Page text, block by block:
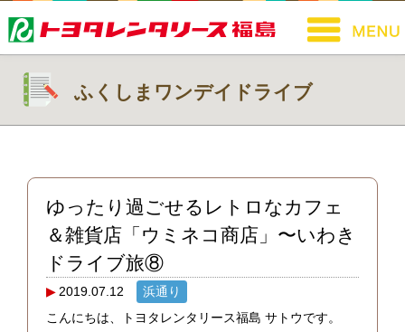
ふくしまワンデイドライブ
ゆったり過ごせるレトロなカフェ
＆雑貨店「ウミネコ商店」〜いわき
ドライブ旅⑧
2019.07.12
浜通り
こんにちは、トヨタレンタリース福島 サトウです。